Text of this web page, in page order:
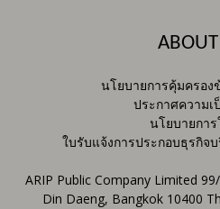
นโยบายการคุ้มครอ
ประกาศความ
นโยบายกา
ใบรับแจ้งการประกอบธุรกิจ
ARIP Public Company Limited
Din Daeng, Bangkok 10400